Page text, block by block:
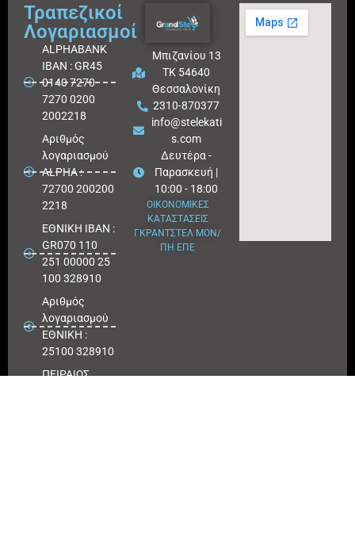
Τραπεζικοί
Λογαριασμοί
ALPHABANK
IBAN : GR45
0140 7270
7270 0200
2002218
Aριθμός
λογαριασμού
ALPHA :
72700 200200
2218
ΕΘΝΙΚΗ ΙΒΑΝ :
GR070 110
251 00000 25
100 328910
Αριθμός
λογαριασμού
ΕΘΝΙΚΗ :
25100 328910
ΠΕΙΡΑΙΩΣ
Μπιζανίου 13
ΤΚ 54640
Θεσσαλονίκη
2310-870377
info@stelekati
s.com
Δευτέρα -
Παρασκευή |
10:00 - 18:00
ΟΙΚΟΝΟΜΙΚΕΣ
ΚΑΤΑΣΤΑΣΕΙΣ
ΓΚΡΑΝΤΣΤΕΛ ΜΟΝ/
ΠΗ ΕΠΕ